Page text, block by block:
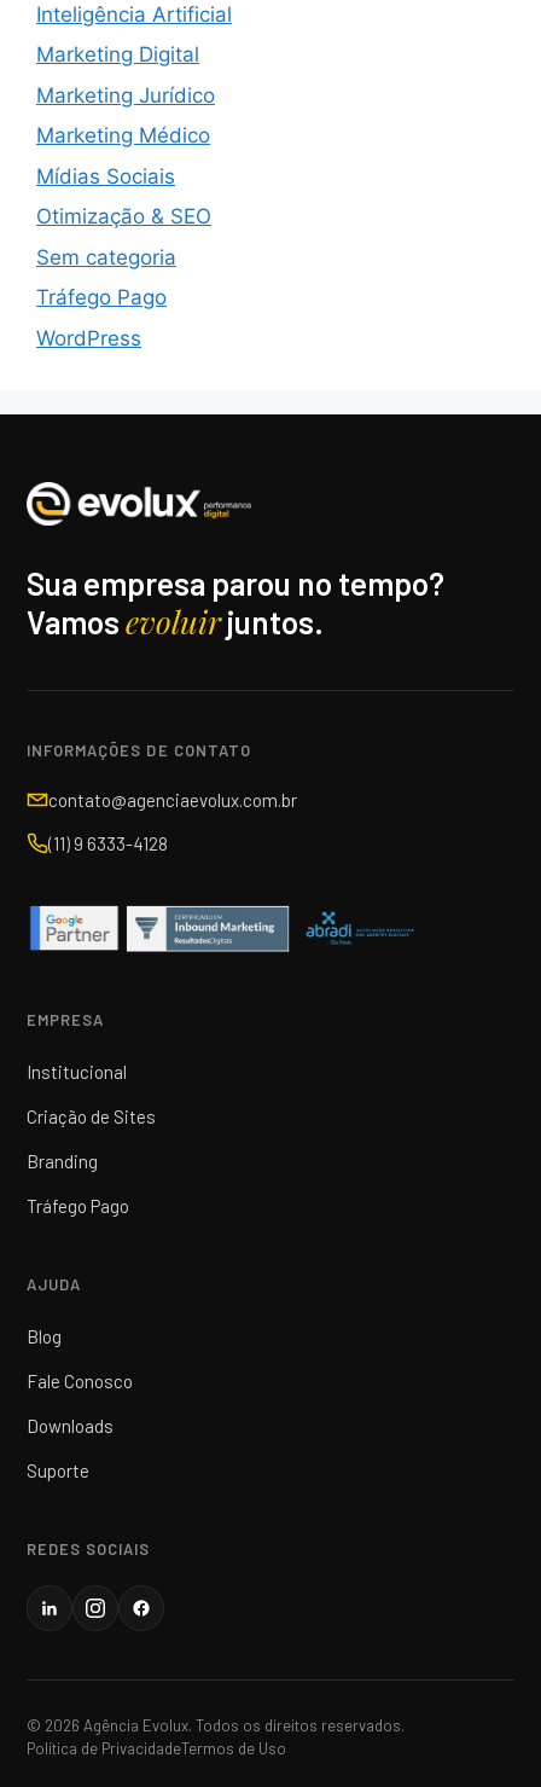
Inteligência Artificial
Marketing Digital
Marketing Jurídico
Marketing Médico
Mídias Sociais
Otimização & SEO
Sem categoria
Tráfego Pago
WordPress
Sua empresa parou no tempo?
Vamosevoluirjuntos.
INFORMAÇÕES DE CONTATO
contato@agenciaevolux.com.br
(11) 9 6333-4128
EMPRESA
Institucional
Criação de Sites
Branding
Tráfego Pago
AJUDA
Blog
Fale Conosco
Downloads
Suporte
REDES SOCIAIS
© 2026 Agência Evolux. Todos os direitos reservados.
Política de PrivacidadeTermos de Uso